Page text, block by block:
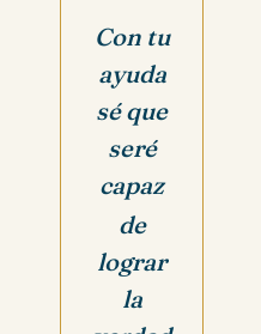
Con tu
ayuda
sé que
seré
capaz
de
lograr
la